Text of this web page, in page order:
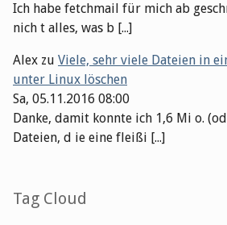
Ich habe fetchmail für mich ab
nich t alles, was b [...]
Alex zu Viele, sehr viele Dateien in
unter Linux löschen
Sa, 05.11.2016 08:00
Danke, damit konnte ich 1,6 Mi o.
Dateien, d ie eine fleißi [...]
Tag Cloud